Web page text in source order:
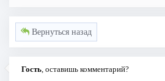
Вернуться назад
Гость , оставишь комментарий?